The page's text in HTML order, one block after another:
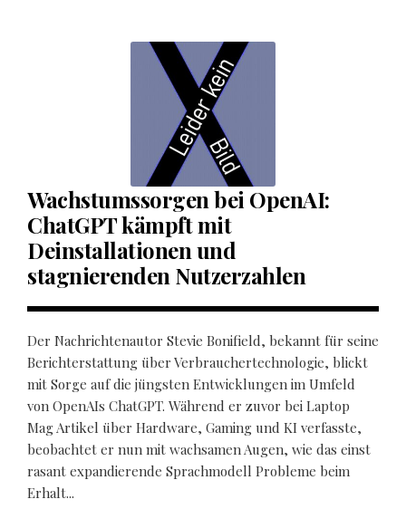
Wachstumssorgen bei OpenAI:
ChatGPT kämpft mit
Deinstallationen und
stagnierenden Nutzerzahlen
Der Nachrichtenautor Stevie Bonifield, bekannt für seine
Berichterstattung über Verbrauchertechnologie, blickt
mit Sorge auf die jüngsten Entwicklungen im Umfeld
von OpenAIs ChatGPT. Während er zuvor bei Laptop
Mag Artikel über Hardware, Gaming und KI verfasste,
beobachtet er nun mit wachsamen Augen, wie das einst
rasant expandierende Sprachmodell Probleme beim
Erhalt...